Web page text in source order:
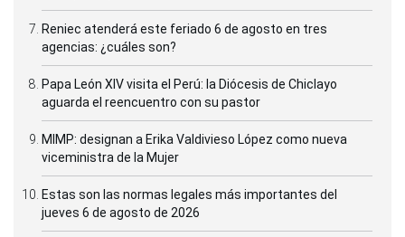
Reniec atenderá este feriado 6 de agosto en tres
agencias: ¿cuáles son?
Papa León XIV visita el Perú: la Diócesis de Chiclayo
aguarda el reencuentro con su pastor
MIMP: designan a Erika Valdivieso López como nueva
viceministra de la Mujer
Estas son las normas legales más importantes del
jueves 6 de agosto de 2026